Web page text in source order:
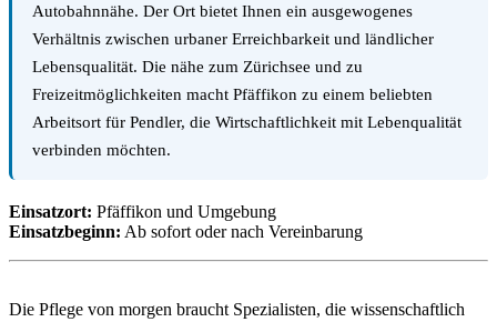
Autobahnnähe. Der Ort bietet Ihnen ein ausgewogenes
Verhältnis zwischen urbaner Erreichbarkeit und ländlicher
Lebensqualität. Die nähe zum Zürichsee und zu
Freizeitmöglichkeiten macht Pfäffikon zu einem beliebten
Arbeitsort für Pendler, die Wirtschaftlichkeit mit Lebenqualität
verbinden möchten.
Einsatzort: Pfäffikon und Umgebung
Einsatzbeginn: Ab sofort oder nach Vereinbarung
Die Pflege von morgen braucht Spezialisten, die wissenschaftlich